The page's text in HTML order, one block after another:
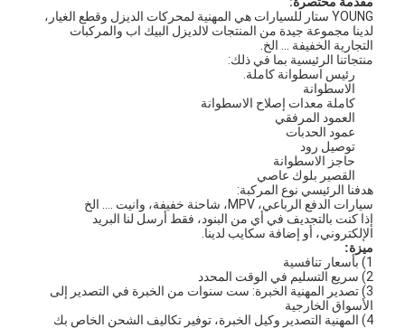
YOUNG ستار للسيارات هي المهنية لمحركات الديزل وقطع الغيار،
لدينا مجموعة جيدة من المنتجات لالديزل البيك اب والمركبات
التجارية الخفيفة ... الخ.
منتجاتنا الرئيسية بما في ذلك:
رئيس اسطوانة كاملة.
الاسطوانة
كاملة معدات إصلاح الاسطوانة
العمود المرفقي
عمود الحدبات
توصيل رود
حاجز الاسطوانة
القصير بلوك عاصي
هدفنا الرئيسي نوع المركبة:
سيارات الدفع الرباعي، MPV، شاحنة خفيفة، وانيت .... الخ
إذا كنت بالتجديف في أي من البنود، فقط أرسل لنا البريد
الإلكتروني، أو إضافة سكايب لدينا.
ميزة:
1) بأسعار تنافسية
2) سريع التسليم في الوقت المحدد
3) تصدير المهنية الخبرة: ست سنوات من الخبرة في التصدير إلى
الأسواق الخارجية
4) المهنية التصدير وكيل الخبرة، توفير تكاليف الشحن الخاص بك